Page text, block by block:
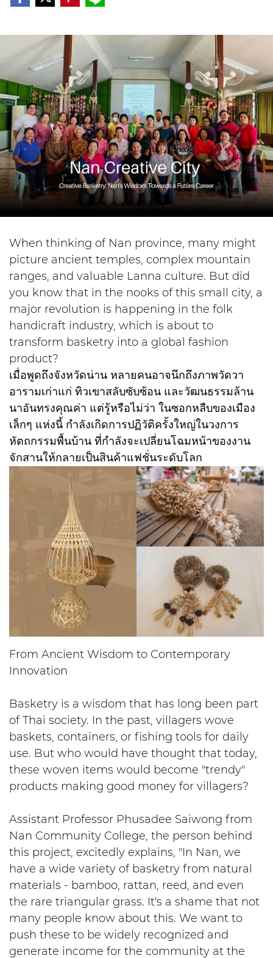
When thinking of Nan province, many might
picture ancient temples, complex mountain
ranges, and valuable Lanna culture. But did
you know that in the nooks of this small city, a
major revolution is happening in the folk
handicraft industry, which is about to
transform basketry into a global fashion
product?
เมื่อพูดถึงจังหวัดน่าน หลายคนอาจนึกถึงภาพวัดวา
อารามเก่าแก่ ทิวเขาสลับซับซ้อน และวัฒนธรรมล้าน
นาอันทรงคุณค่า แต่รู้หรือไม่ว่า ในซอกหลืบของเมือง
เล็กๆ แห่งนี้ กำลังเกิดการปฏิวัติครั้งใหญ่ในวงการ
หัตถกรรมพื้นบ้าน ที่กำลังจะเปลี่ยนโฉมหน้าของงาน
จักสานให้กลายเป็นสินค้าแฟชั่นระดับโลก
From Ancient Wisdom to Contemporary
Innovation
Basketry is a wisdom that has long been part
of Thai society. In the past, villagers wove
baskets, containers, or fishing tools for daily
use. But who would have thought that today,
these woven items would become "trendy"
products making good money for villagers?
Assistant Professor Phusadee Saiwong from
Nan Community College, the person behind
this project, excitedly explains, "In Nan, we
have a wide variety of basketry from natural
materials - bamboo, rattan, reed, and even
the rare triangular grass. It's a shame that not
many people know about this. We want to
push these to be widely recognized and
generate income for the community at the